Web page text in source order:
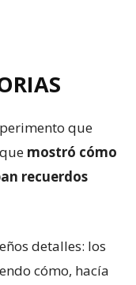
que
mostró cómo
recuerdos
detalles: los
cómo, hacía